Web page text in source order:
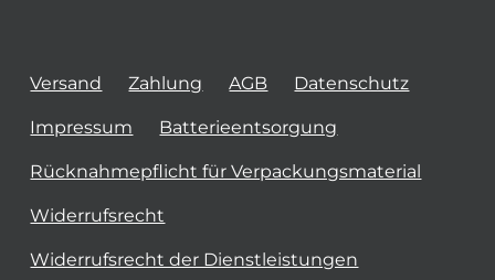
Versand Zahlung AGB Datenschutz
Impressum Batterieentsorgung
Rücknahmepflicht für Verpackungsmaterial
Widerrufsrecht
Widerrufsrecht der Dienstleistungen